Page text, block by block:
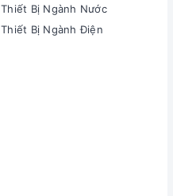
Thiết Bị Ngành Nước
Thiết Bị Ngành Điện